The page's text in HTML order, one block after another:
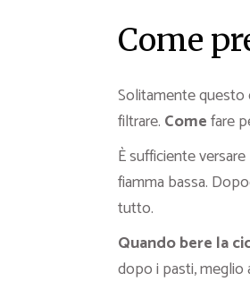
Come
Solitamente
filtrare. Comefare
È sufficiente
fiamma bassa.
tutto.
Quando bere la
dopo i pasti,